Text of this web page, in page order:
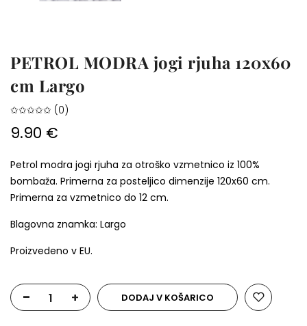
PETROL MODRA jogi rjuha 120x60
cm Largo
✩✩✩✩✩ (0)
9.90 €
Petrol modra jogi rjuha za otroško vzmetnico iz 100%
bombaža. Primerna za posteljico dimenzije 120x60 cm.
Primerna za vzmetnico do 12 cm.
Blagovna znamka: Largo
Proizvedeno v EU.
- + DODAJ V KOŠARICO